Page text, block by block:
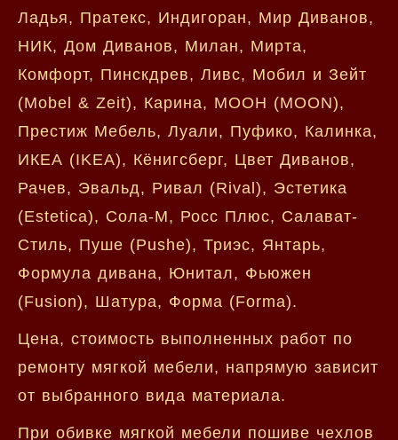
Ладья, Пратекс, Индигоран, Мир Диванов,
НИК, Дом Диванов, Милан, Мирта,
Комфорт, Пинскдрев, Ливс, Мобил и Зейт
(Mobel & Zeit), Карина, МООН (MOON),
Престиж Мебель, Луали, Пуфико, Калинка,
ИКЕА (IKEA), Кёнигсберг, Цвет Диванов,
Рачев, Эвальд, Ривал (Rival), Эстетика
(Estetica), Сола-М, Росс Плюс, Салават-
Стиль, Пуше (Pushe), Триэс, Янтарь,
Формула дивана, Юнитал, Фьюжен
(Fusion), Шатура, Форма (Forma).
Цена, стоимость выполненных работ по
ремонту мягкой мебели, напрямую зависит
от выбранного вида материала.
При обивке мягкой мебели пошиве чехлов